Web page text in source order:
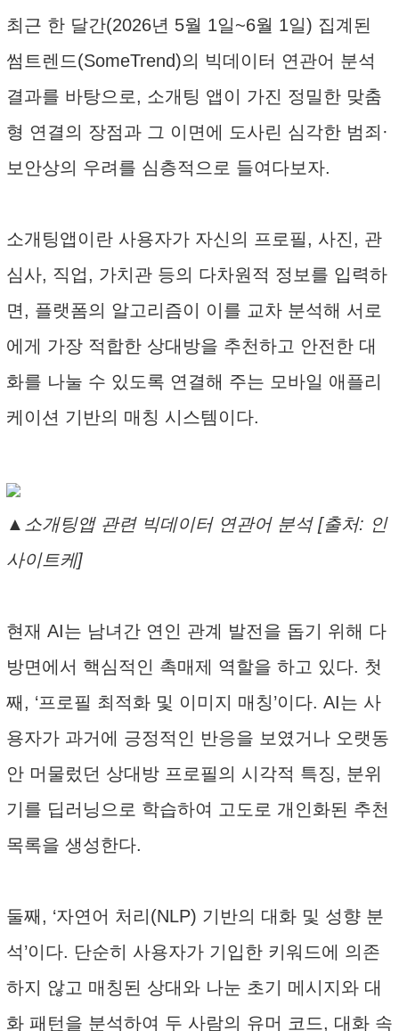
최근 한 달간(2026년 5월 1일~6월 1일) 집계된
썸트렌드(SomeTrend)의 빅데이터 연관어 분석
결과를 바탕으로, 소개팅 앱이 가진 정밀한 맞춤
형 연결의 장점과 그 이면에 도사린 심각한 범죄·
보안상의 우려를 심층적으로 들여다보자.
소개팅앱이란 사용자가 자신의 프로필, 사진, 관
심사, 직업, 가치관 등의 다차원적 정보를 입력하
면, 플랫폼의 알고리즘이 이를 교차 분석해 서로
에게 가장 적합한 상대방을 추천하고 안전한 대
화를 나눌 수 있도록 연결해 주는 모바일 애플리
케이션 기반의 매칭 시스템이다.
▲소개팅앱 관련 빅데이터 연관어 분석 [출처: 인
사이트케]
현재 AI는 남녀간 연인 관계 발전을 돕기 위해 다
방면에서 핵심적인 촉매제 역할을 하고 있다. 첫
째, ‘프로필 최적화 및 이미지 매칭’이다. AI는 사
용자가 과거에 긍정적인 반응을 보였거나 오랫동
안 머물렀던 상대방 프로필의 시각적 특징, 분위
기를 딥러닝으로 학습하여 고도로 개인화된 추천
목록을 생성한다.
둘째, ‘자연어 처리(NLP) 기반의 대화 및 성향 분
석’이다. 단순히 사용자가 기입한 키워드에 의존
하지 않고 매칭된 상대와 나눈 초기 메시지와 대
화 패턴을 분석하여 두 사람의 유머 코드, 대화 속